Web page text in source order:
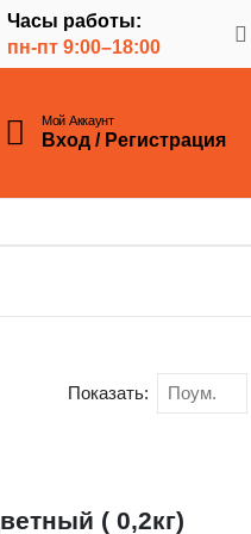
Часы работы:
пн-пт 9:00–18:00
Мой Аккаунт
Вход / Регистрация
Показать:
( 0,2кг)